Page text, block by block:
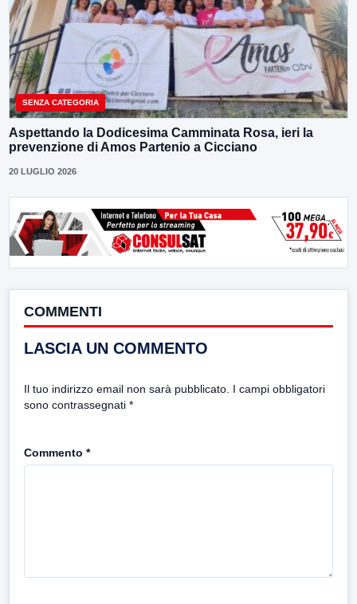
SENZA CATEGORIA
Aspettando la Dodicesima Camminata Rosa, ieri la
prevenzione di Amos Partenio a Cicciano
20 LUGLIO 2026
COMMENTI
LASCIA UN COMMENTO
Il tuo indirizzo email non sarà pubblicato. I campi obbligatori
sono contrassegnati *
Commento *